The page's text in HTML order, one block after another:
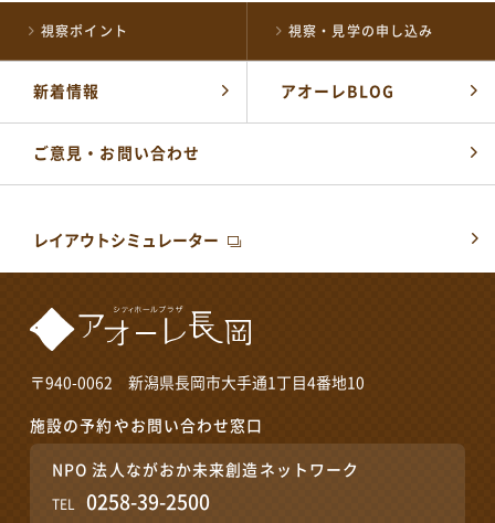
〒940-0062 新潟県長岡市大手通1丁目4番地10
施設の予約やお問い合わせ窓口
NPO 法人ながおか未来創造ネットワーク
TEL 0258-39-2500
視察ポイント 視察・見学の申し込み
新着情報 アオーレBLOG
ご意見・お問い合わせ
レイアウトシミュレーター